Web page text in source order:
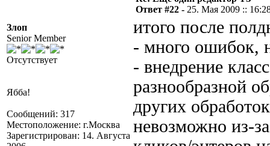
Злоп
Senior Member
Отсутствует
Ябба!
Сообщений: 317
Местоположение: г.Москва
Зарегистрирован: 14. Августа
Ответ #22 - 25. Мая 2009 ::
итого после
- много ошибок,
- внедрение
разнообразной
других
невозможно из-